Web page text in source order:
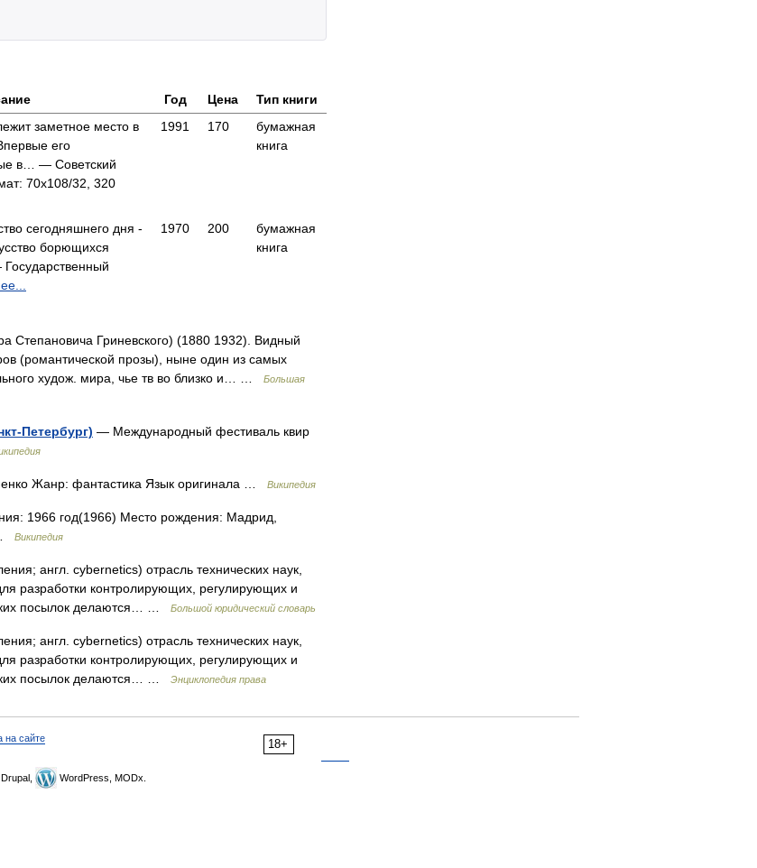
Год Цена
Тип книги
заметное место в
его
в… — Советский
70x108/32, 320
1991 170
бумажная
книга
сегодняшнего дня -
борющихся
1970 200
бумажная
книга
Степановича Гриневского) (1880 1932). Видный
(романтической прозы), ныне один из самых
худож. мира, чье тв во близко и… …
Большая
Петербург) — Международный фестиваль квир
Жанр: фантастика Язык оригинала … Википедия
1966 год(1966) Место рождения: Мадрид,
Википедия
англ. cybernetics) отрасль технических наук,
разработки контролирующих, регулирующих и
посылок делаются… …
Большой юридический словарь
англ. cybernetics) отрасль технических наук,
разработки контролирующих, регулирующих и
посылок делаются… …
Энциклопедия права
18+
на сайте
Drupal, WordPress, MODx.